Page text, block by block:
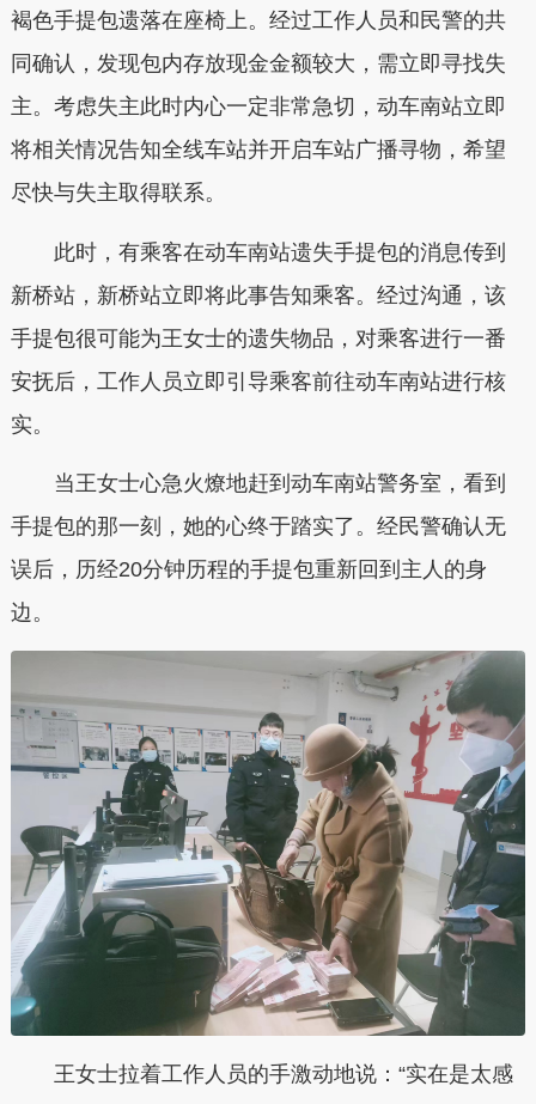
褐色手提包遗落在座椅上。经过工作人员和民警的共
同确认，发现包内存放现金金额较大，需立即寻找失
主。考虑失主此时内心一定非常急切，动车南站立即
将相关情况告知全线车站并开启车站广播寻物，希望
尽快与失主取得联系。
此时，有乘客在动车南站遗失手提包的消息传到
新桥站，新桥站立即将此事告知乘客。经过沟通，该
手提包很可能为王女士的遗失物品，对乘客进行一番
安抚后，工作人员立即引导乘客前往动车南站进行核
实。
当王女士心急火燎地赶到动车南站警务室，看到
手提包的那一刻，她的心终于踏实了。经民警确认无
误后，历经20分钟历程的手提包重新回到主人的身
边。
王女士拉着工作人员的手激动地说：“实在是太感